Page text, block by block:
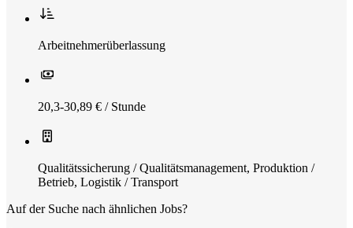
Arbeitnehmerüberlassung
20,3-30,89 € / Stunde
Qualitätssicherung / Qualitätsmanagement, Produktion /
Betrieb, Logistik / Transport
Auf der Suche nach ähnlichen Jobs?